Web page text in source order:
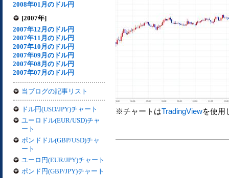
2008年01月のドル円
[2007年]
2007年12月のドル円
2007年11月のドル円
2007年10月のドル円
2007年09月のドル円
2007年08月のドル円
2007年07月のドル円
当ブログの記事リスト
ドル円(USD/JPY)チャート
ユーロドル(EUR/USD)チャ
ート
ポンドドル(GBP/USD)チャ
ート
ユーロ円(EUR/JPY)チャート
ポンド円(GBP/JPY)チャート
※チャートはTradingViewを使用